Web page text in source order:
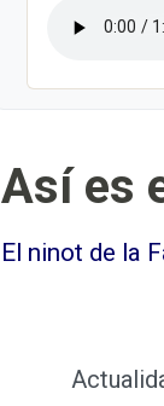
Así es
El ninot de la